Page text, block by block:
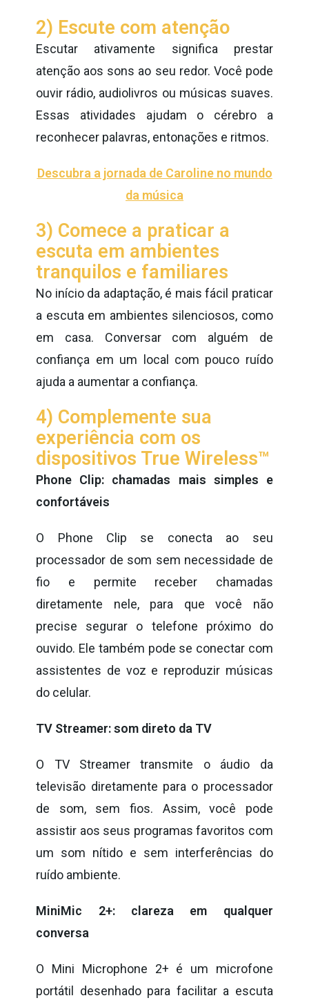
2) Escute com atenção
Escutar ativamente significa prestar
atenção aos sons ao seu redor. Você pode
ouvir rádio, audiolivros ou músicas suaves.
Essas atividades ajudam o cérebro a
reconhecer palavras, entonações e ritmos.
Descubra a jornada de Caroline no mundo
da música
3) Comece a praticar a
escuta em ambientes
tranquilos e familiares
No início da adaptação, é mais fácil praticar
a escuta em ambientes silenciosos, como
em casa. Conversar com alguém de
confiança em um local com pouco ruído
ajuda a aumentar a confiança.
4) Complemente sua
experiência com os
dispositivos True Wireless™
Phone Clip: chamadas mais simples e
confortáveis
O Phone Clip se conecta ao seu
processador de som sem necessidade de
fio e permite receber chamadas
diretamente nele, para que você não
precise segurar o telefone próximo do
ouvido. Ele também pode se conectar com
assistentes de voz e reproduzir músicas
do celular.
TV Streamer: som direto da TV
O TV Streamer transmite o áudio da
televisão diretamente para o processador
de som, sem fios. Assim, você pode
assistir aos seus programas favoritos com
um som nítido e sem interferências do
ruído ambiente.
MiniMic 2+: clareza em qualquer
conversa
O Mini Microphone 2+ é um microfone
portátil desenhado para facilitar a escuta